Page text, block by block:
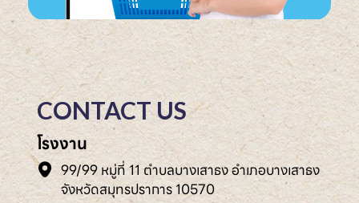
CONTACT US
โรงงาน
99/99 หมู่ที่ 11 ตำบลบางเสาธง อำเภอบางเสาธง
จังหวัดสมุทรปราการ 10570